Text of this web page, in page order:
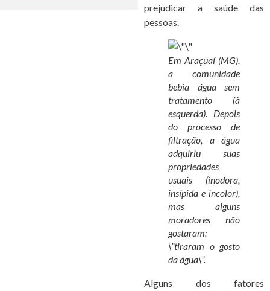
prejudicar a saúde das
pessoas.
Em Araçuaí (MG),
a comunidade
bebia água sem
tratamento (à
esquerda). Depois
do processo de
filtração, a água
adquiriu suas
propriedades
usuais (inodora,
insípida e incolor),
mas alguns
moradores não
gostaram:
\”tiraram o gosto
da água\”.
Alguns dos fatores